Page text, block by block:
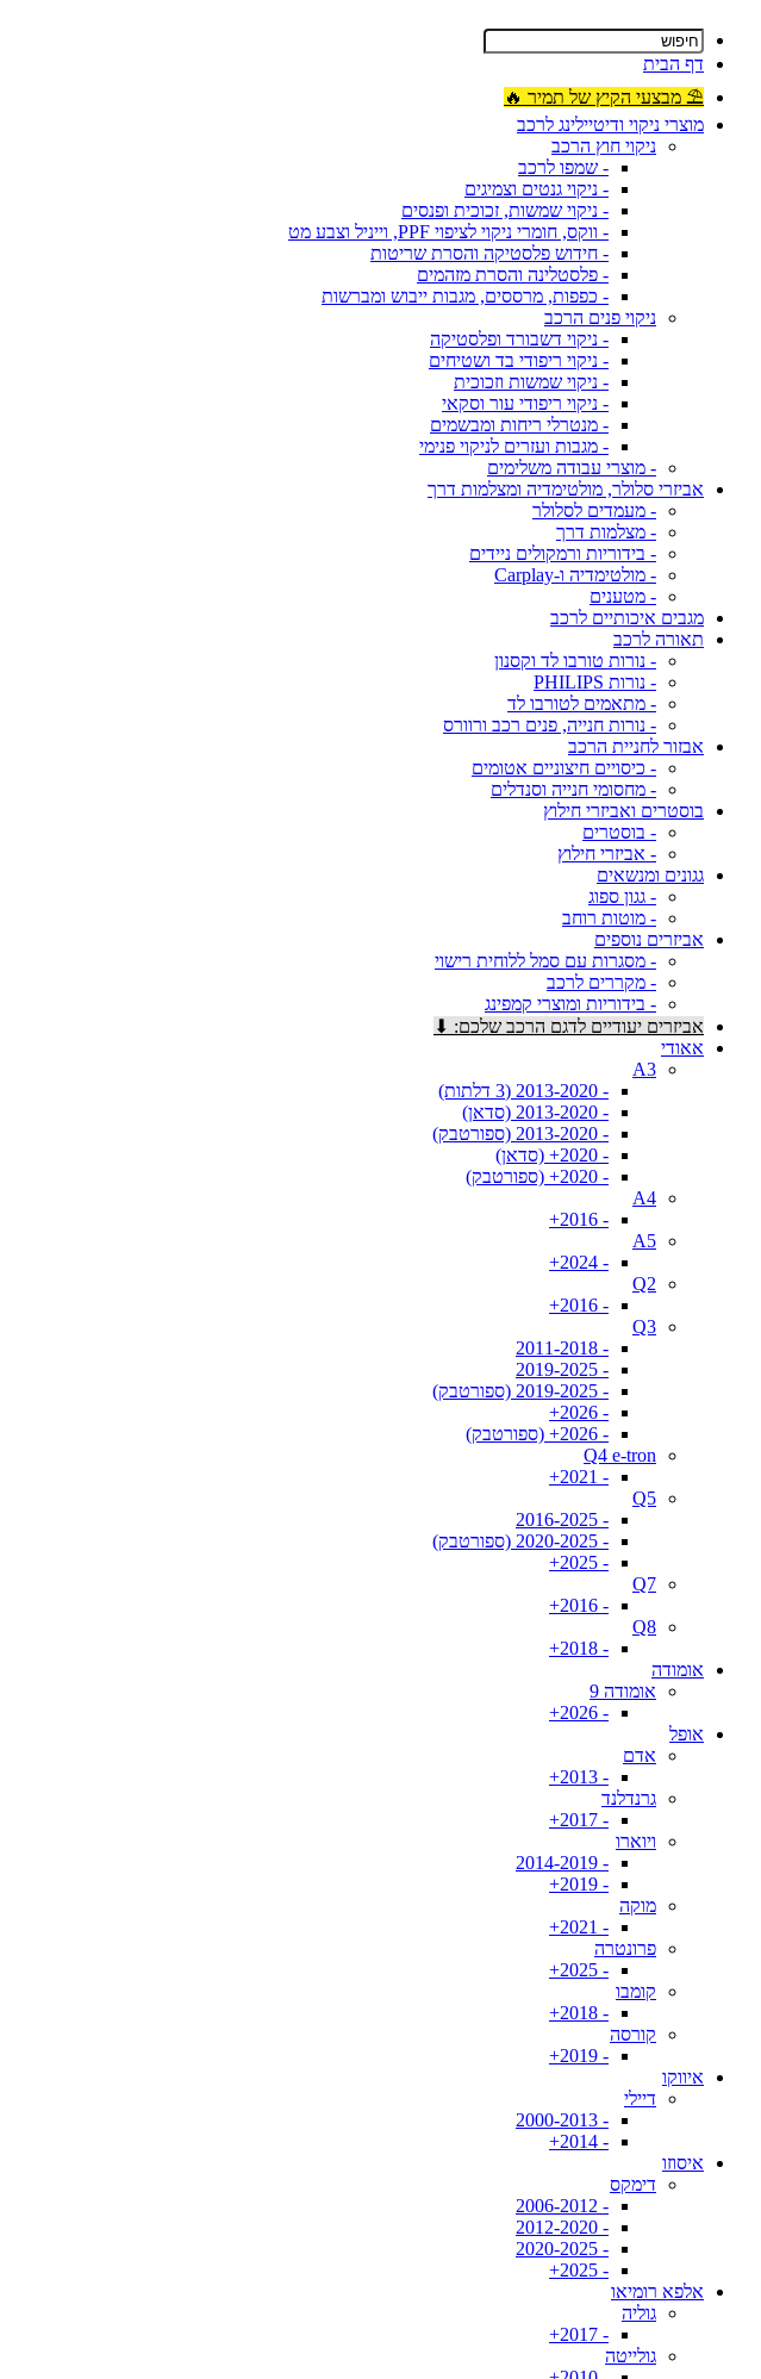
דף הבית
⛱ מבצעי הקיץ של תמיר 🔥
מוצרי ניקוי ודיטיילינג לרכב
ניקוי חוץ הרכב
- שמפו לרכב
- ניקוי גנטים וצמיגים
- ניקוי שמשות, זכוכית ופנסים
- ווקס, חומרי ניקוי לציפוי PPF, וייניל וצבע מט
- חידוש פלסטיקה והסרת שריטות
- פלסטלינה והסרת מזהמים
- כפפות, מרססים, מגבות ייבוש ומברשות
ניקוי פנים הרכב
- ניקוי דשבורד ופלסטיקה
- ניקוי ריפודי בד ושטיחים
- ניקוי שמשות וזכוכית
- ניקוי ריפודי עור וסקאי
- מנטרלי ריחות ומבשמים
- מגבות ועזרים לניקוי פנימי
- מוצרי עבודה משלימים
אביזרי סלולר, מולטימדיה ומצלמות דרך
- מעמדים לסלולר
- מצלמות דרך
- בידוריות ורמקולים ניידים
- מולטימדיה ו-Carplay
- מטענים
מגבים איכותיים לרכב
תאורה לרכב
- נורות טורבו לד וקסנון
- נורות PHILIPS
- מתאמים לטורבו לד
- נורות חנייה, פנים רכב ורוורס
אבזור לחניית הרכב
- כיסויים חיצוניים אטומים
- מחסומי חנייה וסנדלים
בוסטרים ואביזרי חילוץ
- בוסטרים
- אביזרי חילוץ
גגונים ומנשאים
- גגון ספוג
- מוטות רוחב
אביזרים נוספים
- מסגרות עם סמל ללוחית רישוי
- מקררים לרכב
- בידוריות ומוצרי קמפינג
אביזרים יעודיים לדגם הרכב שלכם: ⬇
אאודי
A3
- 2013-2020 (3 דלתות)
- 2013-2020 (סדאן)
- 2013-2020 (ספורטבק)
- 2020+ (סדאן)
- 2020+ (ספורטבק)
A4
- 2016+
A5
- 2024+
Q2
- 2016+
Q3
- 2011-2018
- 2019-2025
- 2019-2025 (ספורטבק)
- 2026+
- 2026+ (ספורטבק)
Q4 e-tron
- 2021+
Q5
- 2016-2025
- 2020-2025 (ספורטבק)
- 2025+
Q7
- 2016+
Q8
- 2018+
אומודה
אומודה 9
- 2026+
אופל
אדם
- 2013+
גרנדלנד
- 2017+
ויוארו
- 2014-2019
- 2019+
מוקה
- 2021+
פרונטרה
- 2025+
קומבו
- 2018+
קורסה
- 2019+
איווקו
דיילי
- 2000-2013
- 2014+
איסוזו
דימקס
- 2006-2012
- 2012-2020
- 2020-2025
- 2025+
אלפא רומיאו
גוליה
- 2017+
גולייטה